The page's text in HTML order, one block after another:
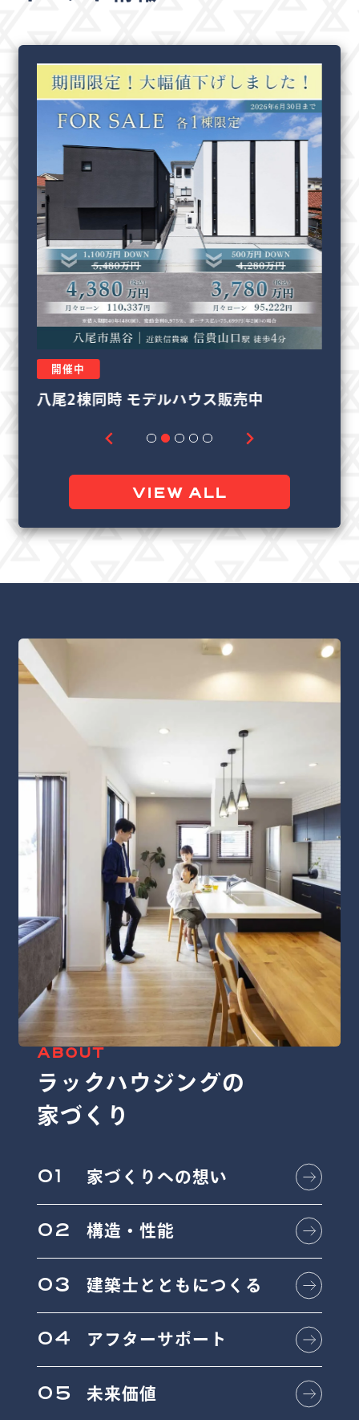
開催中
リフォーム＆リノベーション相談会
VIEW ALL
ABOUT
ラックハウジングの
家づくり
01 家づくりへの想い
02 構造・性能
03 建築士とともにつくる
04 アフターサポート
05 未来価値